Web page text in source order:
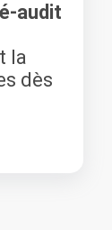
audit
la
dès